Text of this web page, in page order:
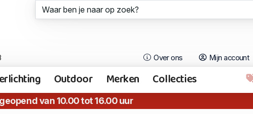
Over ons Mijn account
Outdoor Merken Collecties
van 10.00 tot 16.00 uur